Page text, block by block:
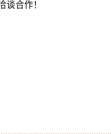
谈合作！